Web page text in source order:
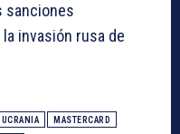
sanciones
invasión rusa de
UCRANIA MASTERCARD